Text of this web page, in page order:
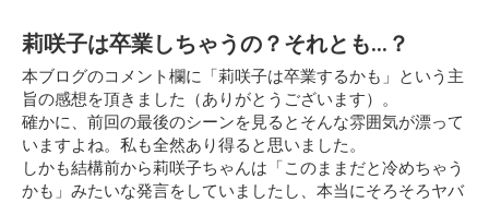
莉咲子は卒業しちゃうの？それとも…？
本ブログのコメント欄に 「莉咲子は卒業するかも」
という主
旨の感想を頂きました（ありがとうございます）。
確かに、前回の最後のシーンを見るとそんな雰囲気が漂って
いますよね。私も全然あり得ると思いました。
しかも結構前から莉咲子ちゃんは「このままだと冷めちゃう
かも」みたいな発言をしていましたし、本当にそろそろヤバ